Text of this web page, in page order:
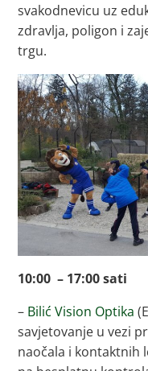
svakodnevicu uz
zdravlja, poligon i
trgu.
10:00 – 17:00 sati
– Bilić Vision Optika
savjetovanje u vezi
naočala i kontaktnih